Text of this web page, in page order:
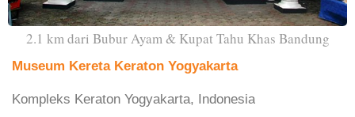
2.1 km dari Bubur Ayam & Kupat Tahu Khas Bandung
Museum Kereta Keraton Yogyakarta
Kompleks Keraton Yogyakarta, Indonesia